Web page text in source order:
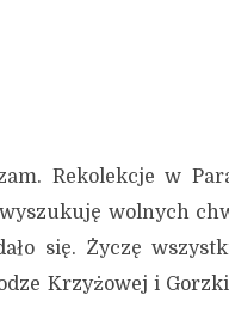
Rekolekcje w
wolnych
się. Życzę
Krzyżowej i